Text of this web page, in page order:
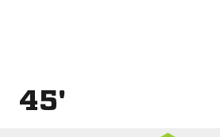
45'